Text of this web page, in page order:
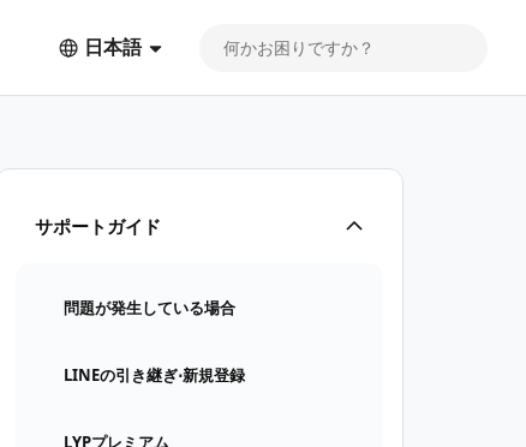
日本語
サポートガイド
問題が発生している場合
LINEの引き継ぎ⋅新規登録
LYPプレミアム